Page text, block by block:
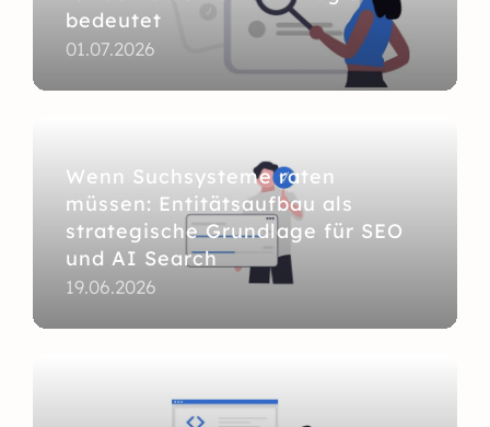
bedeutet
01.07.2026
Wenn Suchsysteme raten
müssen: Entitätsaufbau als
strategische Grundlage für SEO
und AI Search
19.06.2026